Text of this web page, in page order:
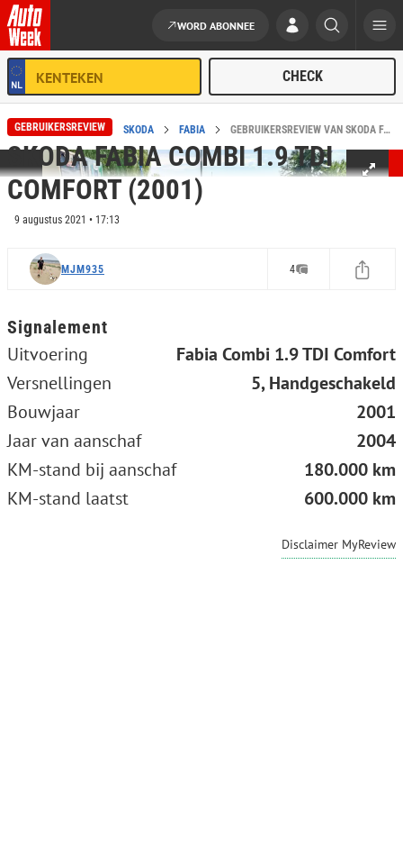
Ga naar de inhoud
WORD ABONNEE
HOME REVIEWS SKODA FABIA GEBRUIKERSREVIEW VAN SKODA FABIA COMBI 1.9 TDI COMFORT (2001)
GEBRUIKERSREVIEW
SKODA FABIA COMBI 1.9 TDI
COMFORT (2001)
9 augustus 2021 • 17:13
MJM935 4
Signalement
Uitvoering
Fabia Combi 1.9 TDI Comfort
Versnellingen
5, Handgeschakeld
Bouwjaar
2001
Jaar van aanschaf
2004
KM-stand bij aanschaf
180.000 km
KM-stand laatst
600.000 km
Disclaimer MyReview